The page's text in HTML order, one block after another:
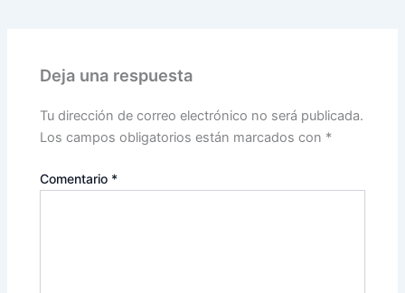
Deja una respuesta
Tu dirección de correo electrónico no será publicada.
Los campos obligatorios están marcados con *
Comentario *